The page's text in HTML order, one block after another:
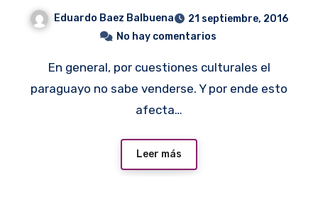
Eduardo Baez Balbuena
21 septiembre, 2016
No hay comentarios
En general, por cuestiones culturales el
paraguayo no sabe venderse. Y por ende esto
afecta…
Leer más